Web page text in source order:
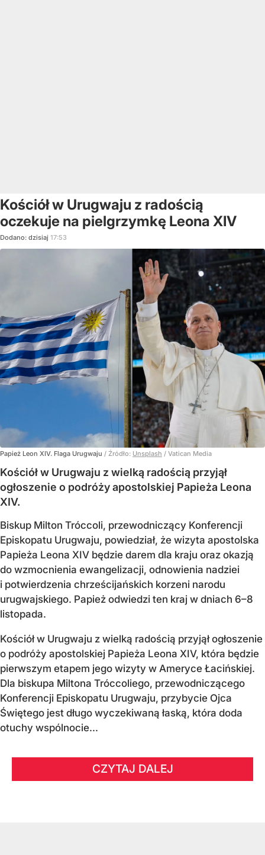
Kościół w Urugwaju z radością
oczekuje na pielgrzymkę Leona XIV
Dodano: dzisiaj 17:53
Papież Leon XIV. Flaga Urugwaju / Źródło: Unsplash / Vatican Media
Kościół w Urugwaju z wielką radością przyjął
ogłoszenie o podróży apostolskiej Papieża Leona
XIV.
Biskup Milton Tróccoli, przewodniczący Konferencji
Episkopatu Urugwaju, powiedział, że wizyta apostolska
Papieża Leona XIV będzie darem dla kraju oraz okazją
do wzmocnienia ewangelizacji, odnowienia nadziei
i potwierdzenia chrześcijańskich korzeni narodu
urugwajskiego. Papież odwiedzi ten kraj w dniach 6–8
listopada.
Kościół w Urugwaju z wielką radością przyjął ogłoszenie
o podróży apostolskiej Papieża Leona XIV, która będzie
pierwszym etapem jego wizyty w Ameryce Łacińskiej.
Dla biskupa Miltona Tróccoliego, przewodniczącego
Konferencji Episkopatu Urugwaju, przybycie Ojca
Świętego jest długo wyczekiwaną łaską, która doda
otuchy wspólnocie...
CZYTAJ DALEJ